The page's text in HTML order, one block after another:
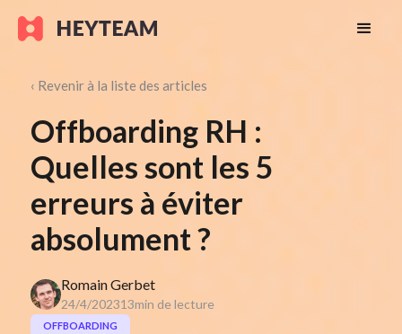
‹ Revenir à la liste des articles
Offboarding RH :
Quelles sont les 5
erreurs à éviter
absolument ?
Romain Gerbet
24/4/202313min de lecture
OFFBOARDING